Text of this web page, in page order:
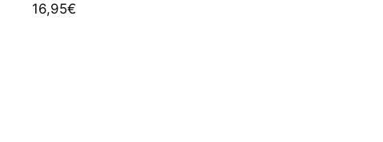
5.00de 5
16,95€